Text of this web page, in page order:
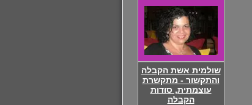
שולמית אשת הקבלה
והתקשור - מתקשרת
עוצמתית, סודות
הקבלה